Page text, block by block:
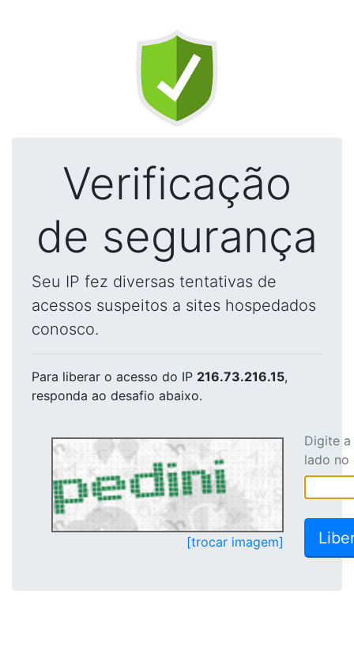
Verificação
de segurança
Seu IP fez diversas tentativas de
acessos suspeitos a sites hospedados
conosco.
Para liberar o acesso do IP 216.73.216.15,
responda ao desafio abaixo.
[trocar imagem]
Digite
lado no